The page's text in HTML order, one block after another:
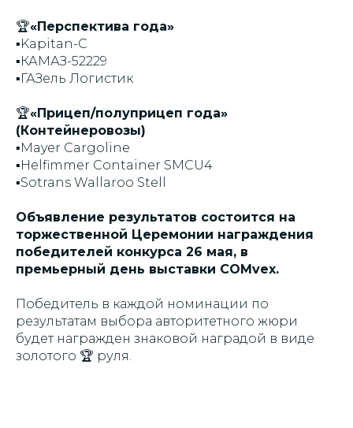
🏆«Перспектива года»
▪️Kapitan-C
▪️КАМАЗ-52229
▪️ГАЗель Логистик
🏆«Прицеп/полуприцеп года»
(Контейнеровозы)
▪️Mayer Cargoline
▪️Helfimmer Container SMCU4
▪️Sotrans Wallaroo Stell
Объявление результатов состоится на
торжественной Церемонии награждения
победителей конкурса 26 мая, в
премьерный день выставки COMvex.
Победитель в каждой номинации по
результатам выбора авторитетного жюри
будет награжден знаковой наградой в виде
золотого 🏆 руля.